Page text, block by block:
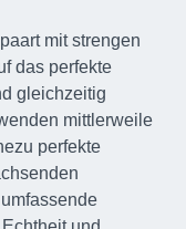
mit strengen
das perfekte
gleichzeitig
mittlerweile
perfekte